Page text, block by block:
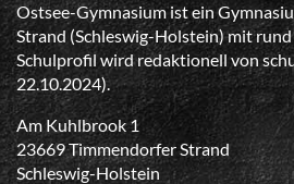
Ostsee-Gymnasium ist ein
Strand (Schleswig-Holstein) mit rund
Schulprofil wird redaktionell von
22.10.2024).
Am Kuhlbrook 1
23669 Timmendorfer Strand
Schleswig-Holstein